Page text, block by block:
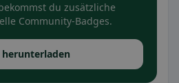
du zusätzliche
Community-Badges.